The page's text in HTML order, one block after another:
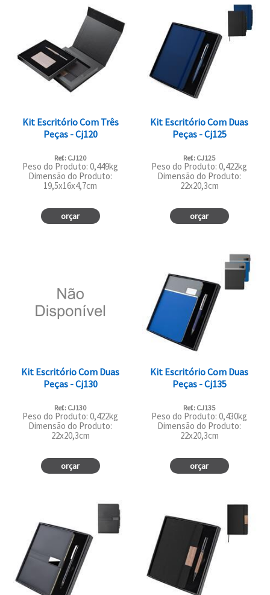
Kit Escritório Com Três
Peças - Cj120
Ref.: CJ120
Peso do Produto: 0,449kg
Dimensão do Produto:
19,5x16x4,7cm
orçar
Kit Escritório Com Duas
Peças - Cj125
Ref.: CJ125
Peso do Produto: 0,422kg
Dimensão do Produto:
22x20,3cm
orçar
Kit Escritório Com Duas
Peças - Cj130
Ref.: CJ130
Peso do Produto: 0,422kg
Dimensão do Produto:
22x20,3cm
orçar
Kit Escritório Com Duas
Peças - Cj135
Ref.: CJ135
Peso do Produto: 0,430kg
Dimensão do Produto:
22x20,3cm
orçar